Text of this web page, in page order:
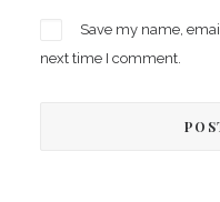
Save my name,
next time I comment.